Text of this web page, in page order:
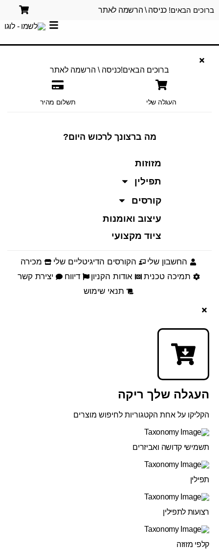
ברוכים הבאים! כניסה \ הרשמה לאתר
ברוכים הבאים!כניסה \ הרשמה לאתר
העגלה שלי תשלום מהיר
מה ברצונך לרכוש היום?
מזוזות
תפילין
קורסים
עיצוב ואומנות
ציוד מקצועי
החשבון שלי הקורסים הדיגיטליים שלי
מכירה
תמיכה טכנית
אודות הקניון דיווח
יצירת קשר
תנאי שימוש
העגלה שלך ריקה
הקליקו על אחת הקטגוריות לחיפוש מוצרים
תשמישי קדושה ואביזרים
תפילין
רצועות לתפילין
קלפי מזוזה